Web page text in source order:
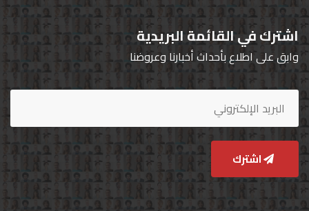
اشترك في القائمة البريدية
وابق على اطلاع بأحداث أخبارنا وعروضنا
اشترك